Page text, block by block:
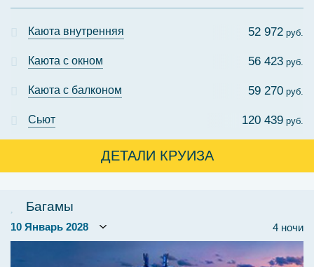
Каюта внутренняя 52 972 руб.
Каюта с окном 56 423 руб.
Каюта с балконом 59 270 руб.
Сьют 120 439 руб.
ДЕТАЛИ КРУИЗА
Багамы
4 ночи